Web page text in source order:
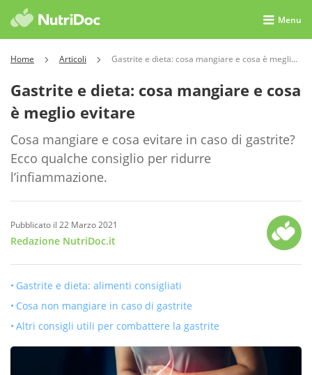
Menu
Home Articoli Gastrite e dieta: cosa mangiare e cosa è meglio evitare
Gastrite e dieta: cosa mangiare e cosa
è meglio evitare
Cosa mangiare e cosa evitare in caso di gastrite?
Ecco qualche consiglio per ridurre
l’infiammazione.
Pubblicato il 22 Marzo 2021
Redazione NutriDoc.it
Gastrite e dieta: alimenti consigliati
Cosa non mangiare in caso di gastrite
Altri consigli utili per combattere la gastrite